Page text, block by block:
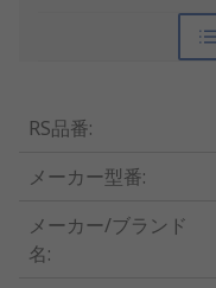
RS品番:
メーカー型番:
メーカー/ブランド
名: